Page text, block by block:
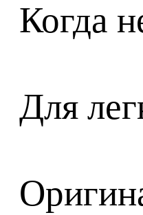
Когда
Для